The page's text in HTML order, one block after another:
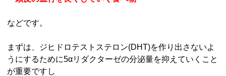
などです。
まずは、ジヒドロテストステロン(DHT)を作り出さないよ
うにするために5αリダクターゼの分泌量を抑えていくこと
が重要ですし